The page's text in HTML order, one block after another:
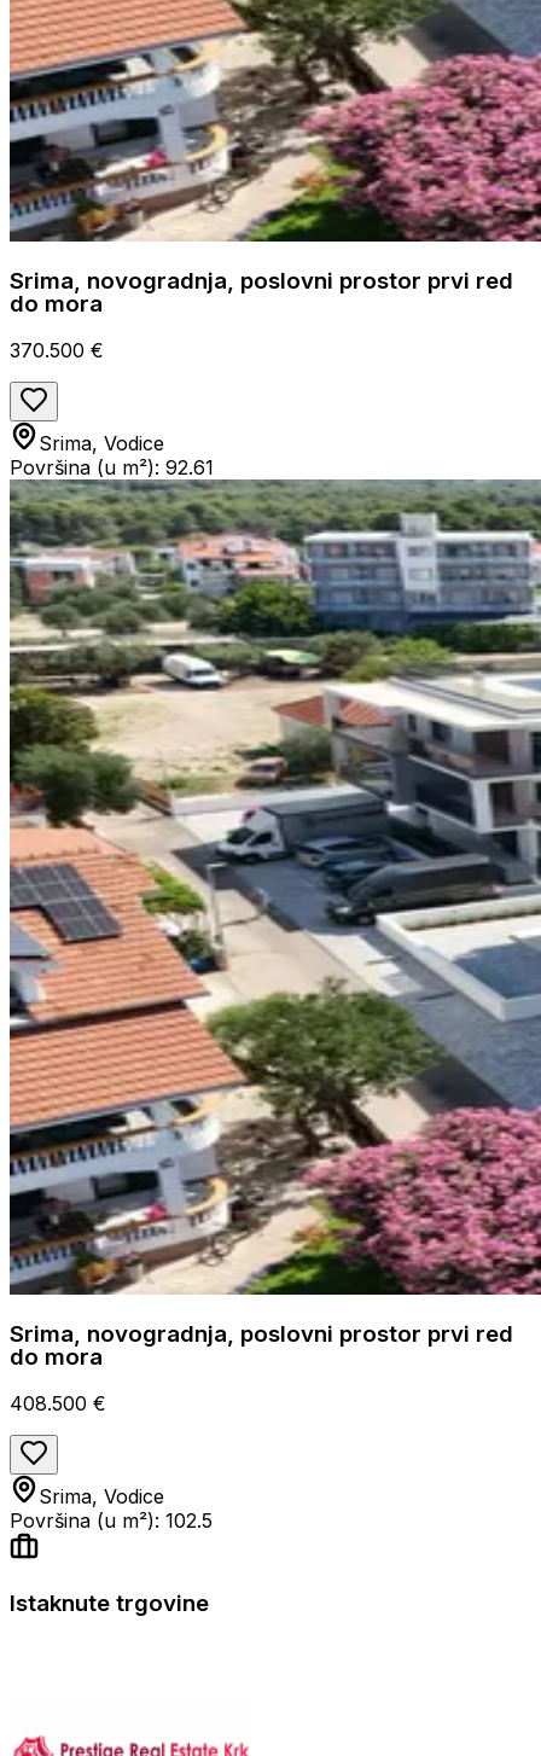
Srima, novogradnja, poslovni prostor prvi red
do mora
370.500 €
Srima, Vodice
Površina (u m²): 92.61
Srima, novogradnja, poslovni prostor prvi red
do mora
408.500 €
Srima, Vodice
Površina (u m²): 102.5
Istaknute trgovine